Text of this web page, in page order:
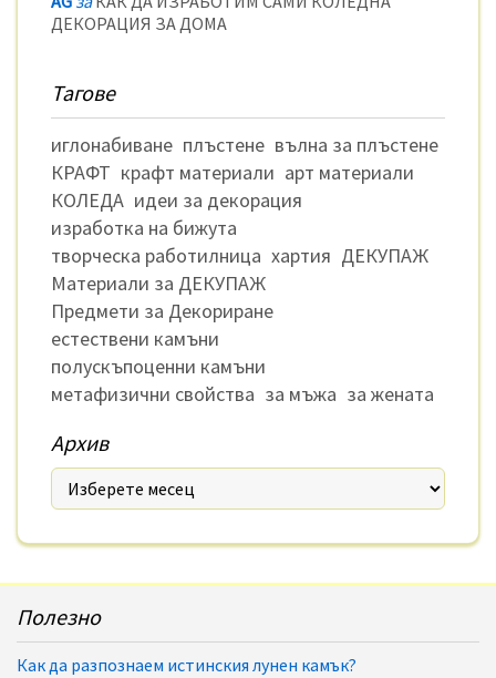
ДЕКОРАЦИЯ ЗА ДОМА
Тагове
иглонабиване плъстене вълна за плъстене
КРАФТ крафт материали арт материали
КОЛЕДА идеи за декорация
изработка на бижута
творческа работилница хартия ДЕКУПАЖ
Материали за ДЕКУПАЖ
Предмети за Декориране
естествени камъни
полускъпоценни камъни
метафизични свойства за мъжа за жената
Архив
Полезно
Как да разпознаем истинския лунен камък?